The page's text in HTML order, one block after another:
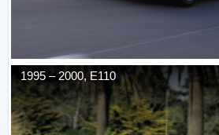
1995 –2000, E110